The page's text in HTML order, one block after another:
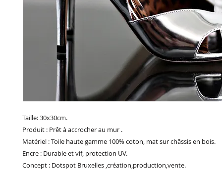
Taille: 30x30cm.
Produit : Prêt à accrocher au mur .
Matériel : Toile haute gamme 100% coton, mat sur châssis en bois.
Encre : Durable et vif, protection UV.
Concept : Dotspot Bruxelles ,création,production,vente.